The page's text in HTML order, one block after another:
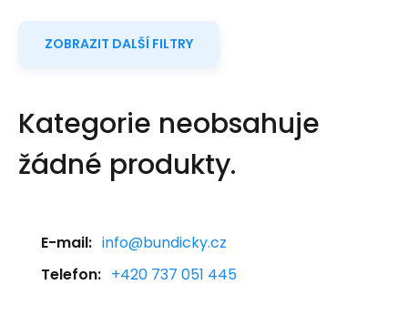
ZOBRAZIT DALŠÍ FILTRY
Kategorie neobsahuje
žádné produkty.
E-mail: info@bundicky.cz
Telefon: +420 737 051 445